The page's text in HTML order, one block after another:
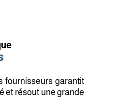
fournisseurs garantit
et résout une grande